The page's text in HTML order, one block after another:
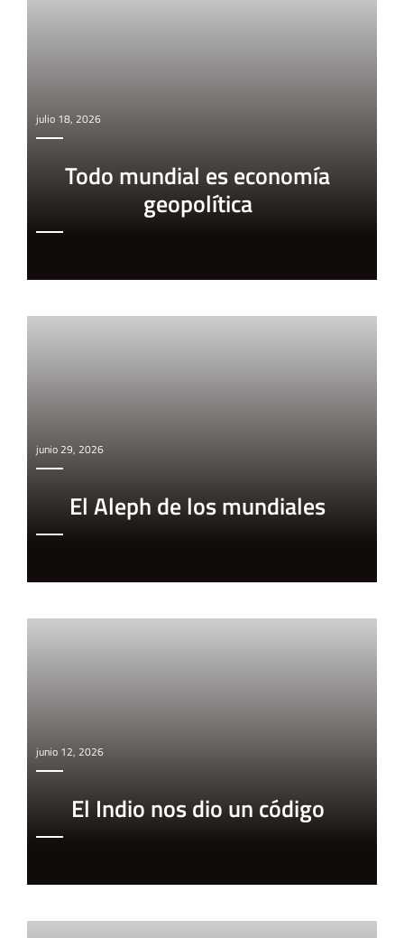
julio 18, 2026
Todo mundial es economía
geopolítica
junio 29, 2026
El Aleph de los mundiales
junio 12, 2026
El Indio nos dio un código